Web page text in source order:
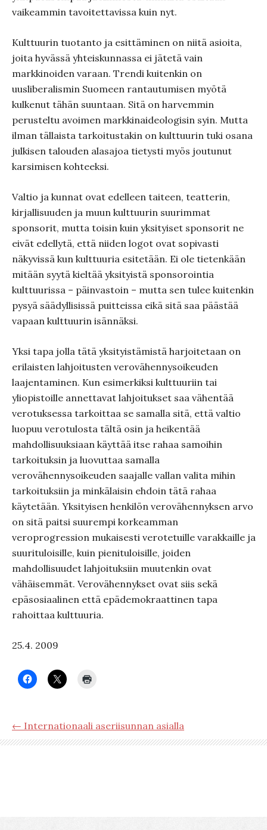
vaikeammin tavoitettavissa kuin nyt.
Kulttuurin tuotanto ja esittäminen on niitä asioita,
joita hyvässä yhteiskunnassa ei jätetä vain
markkinoiden varaan. Trendi kuitenkin on
uusliberalismin Suomeen rantautumisen myötä
kulkenut tähän suuntaan. Sitä on harvemmin
perusteltu avoimen markkinaideologisin syin. Mutta
ilman tällaista tarkoitustakin on kulttuurin tuki osana
julkisen talouden alasajoa tietysti myös joutunut
karsimisen kohteeksi.
Valtio ja kunnat ovat edelleen taiteen, teatterin,
kirjallisuuden ja muun kulttuurin suurimmat
sponsorit, mutta toisin kuin yksityiset sponsorit ne
eivät edellytä, että niiden logot ovat sopivasti
näkyvissä kun kulttuuria esitetään. Ei ole tietenkään
mitään syytä kieltää yksityistä sponsorointia
kulttuurissa – päinvastoin – mutta sen tulee kuitenkin
pysyä säädyllisissä puitteissa eikä sitä saa päästää
vapaan kulttuurin isännäksi.
Yksi tapa jolla tätä yksityistämistä harjoitetaan on
erilaisten lahjoitusten verovähennysoikeuden
laajentaminen. Kun esimerkiksi kulttuuriin tai
yliopistoille annettavat lahjoitukset saa vähentää
verotuksessa tarkoittaa se samalla sitä, että valtio
luopuu verotulosta tältä osin ja heikentää
mahdollisuuksiaan käyttää itse rahaa samoihin
tarkoituksin ja luovuttaa samalla
verovähennysoikeuden saajalle vallan valita mihin
tarkoituksiin ja minkälaisin ehdoin tätä rahaa
käytetään. Yksityisen henkilön verovähennyksen arvo
on sitä paitsi suurempi korkeamman
veroprogression mukaisesti verotetuille varakkaille ja
suurituloisille, kuin pienituloisille, joiden
mahdollisuudet lahjoituksiin muutenkin ovat
vähäisemmät. Verovähennykset ovat siis sekä
epäsosiaalinen että epädemokraattinen tapa
rahoittaa kulttuuria.
25.4. 2009
← Internationaali aseriisunnan asialla